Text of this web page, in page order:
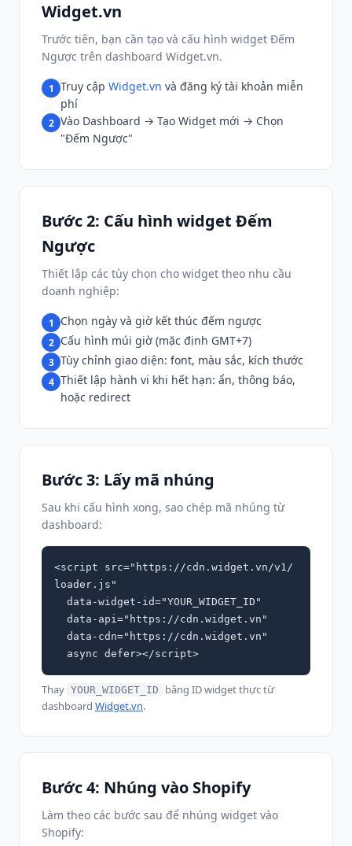
Widget.vn
Trước tiên, bạn cần tạo và cấu hình widget Đếm
Ngược trên dashboard Widget.vn.
1 Truy cập Widget.vn và đăng ký tài khoản miễn
phí
2 Vào Dashboard → Tạo Widget mới → Chọn
"Đếm Ngược"
Bước 2: Cấu hình widget Đếm
Ngược
Thiết lập các tùy chọn cho widget theo nhu cầu
doanh nghiệp:
1 Chọn ngày và giờ kết thúc đếm ngược
2 Cấu hình múi giờ (mặc định GMT+7)
3 Tùy chỉnh giao diện: font, màu sắc, kích thước
4 Thiết lập hành vi khi hết hạn: ẩn, thông báo,
hoặc redirect
Bước 3: Lấy mã nhúng
Sau khi cấu hình xong, sao chép mã nhúng từ
dashboard:
<script src="https://cdn.widget.vn/v1/
loader.js"
  async defer></script>
Thay YOUR_WIDGET_ID
bằng ID widget thực từ
dashboard Widget.vn.
Bước 4: Nhúng vào Shopify
Làm theo các bước sau để nhúng widget vào
Shopify: